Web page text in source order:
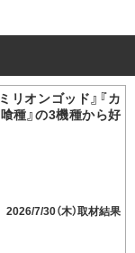
リオンゴッド』『カ
種』の3機種から好
2026/7/30（木）